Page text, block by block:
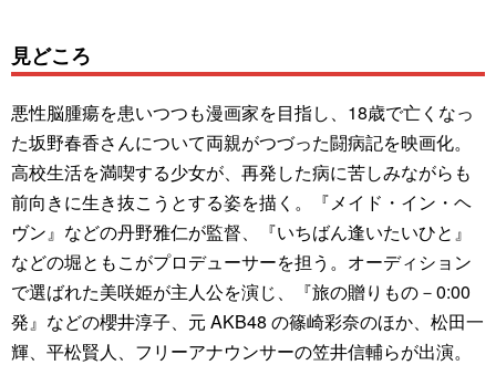
見どころ
悪性脳腫瘍を患いつつも漫画家を目指し、18歳で亡くなっ
た坂野春香さんについて両親がつづった闘病記を映画化。
高校生活を満喫する少女が、再発した病に苦しみながらも
前向きに生き抜こうとする姿を描く。『メイド・イン・ヘ
ヴン』などの丹野雅仁が監督、『いちばん逢いたいひと』
などの堀ともこがプロデューサーを担う。オーディション
で選ばれた美咲姫が主人公を演じ、『旅の贈りもの－0:00
発』などの櫻井淳子、元 AKB48 の篠崎彩奈のほか、松田一
輝、平松賢人、フリーアナウンサーの笠井信輔らが出演。